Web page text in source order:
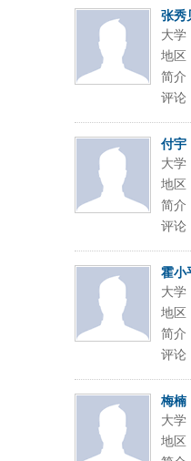
张秀
大学
地区
简介
评论
付宇
大学
地区
简介
评论
霍小
大学
地区
简介
评论
梅楠
大学
地区